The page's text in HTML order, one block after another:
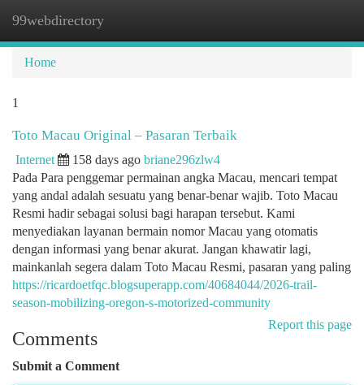
99webdirectory
Home
1
Toto Macau Original – Pasaran Terbaik
Internet 158 days ago briane296zlw4
Pada Para penggemar permainan angka Macau, mencari tempat
yang andal adalah sesuatu yang benar-benar wajib. Toto Macau
Resmi hadir sebagai solusi bagi harapan tersebut. Kami
menyediakan layanan bermain nomor Macau yang otomatis
dengan informasi yang benar akurat. Jangan khawatir lagi,
mainkanlah segera dalam Toto Macau Resmi, pasaran yang paling
https://ricardoetfqc.blogsuperapp.com/40684044/2026-trail-
season-mobilizing-oregon-s-motorized-community
Report this page
Comments
Submit a Comment